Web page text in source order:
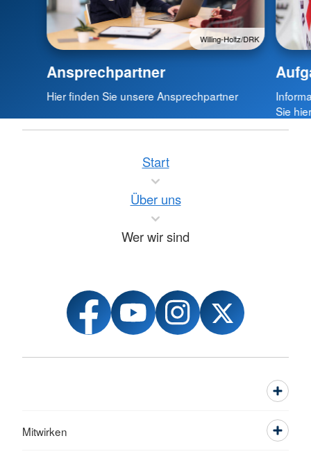
Willing-Holtz/DRK
Ansprechpartner
Hier finden Sie unsere Ansprechpartner
Sie hier
Start
Über uns
Wer wir sind
Mitwirken